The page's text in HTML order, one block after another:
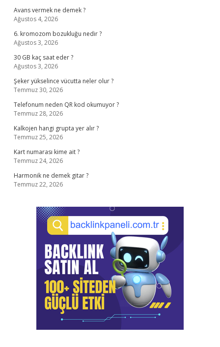
Avans vermek ne demek ?
Ağustos 4, 2026
6. kromozom bozukluğu nedir ?
Ağustos 3, 2026
30 GB kaç saat eder ?
Ağustos 3, 2026
Şeker yükselince vücutta neler olur ?
Temmuz 30, 2026
Telefonum neden QR kod okumuyor ?
Temmuz 28, 2026
Kalkojen hangi grupta yer alır ?
Temmuz 25, 2026
Kart numarası kime ait ?
Temmuz 24, 2026
Harmonik ne demek gitar ?
Temmuz 22, 2026